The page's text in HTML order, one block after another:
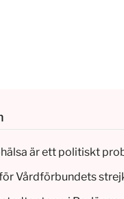
är ett politiskt
Vårdförbundets